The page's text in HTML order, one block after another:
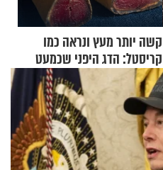
קשה יותר מעץ ונראה כמו
קריסטל: הדג היפני שכמעט
בלתי אפשרי לחתוך